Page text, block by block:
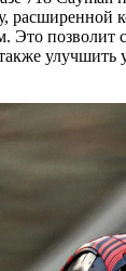
расширенной
Это позволит
улучшить